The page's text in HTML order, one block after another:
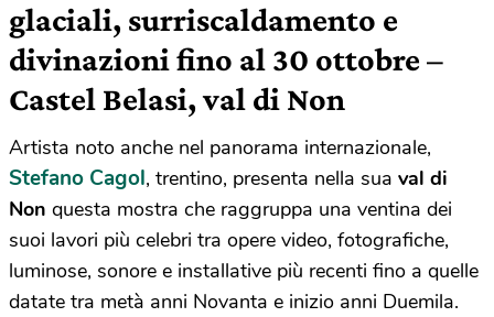
glaciali, surriscaldamento e
divinazioni fino al 30 ottobre –
Castel Belasi, val di Non
Artista noto anche nel panorama internazionale,
Stefano Cagol, trentino, presenta nella sua val di
Non questa mostra che raggruppa una ventina dei
suoi lavori più celebri tra opere video, fotografiche,
luminose, sonore e installative più recenti fino a quelle
datate tra metà anni Novanta e inizio anni Duemila.